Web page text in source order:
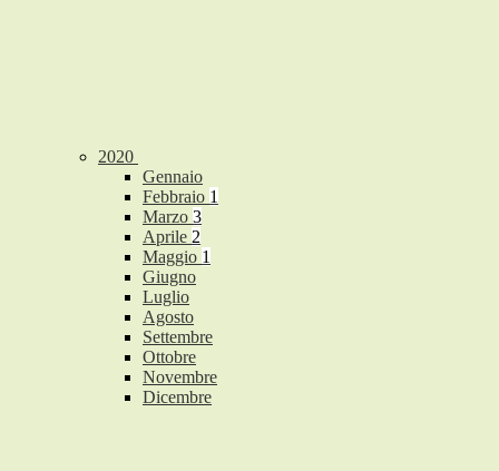
2020
Gennaio
Febbraio 1
Marzo 3
Aprile 2
Maggio 1
Giugno
Luglio
Agosto
Settembre
Ottobre
Novembre
Dicembre